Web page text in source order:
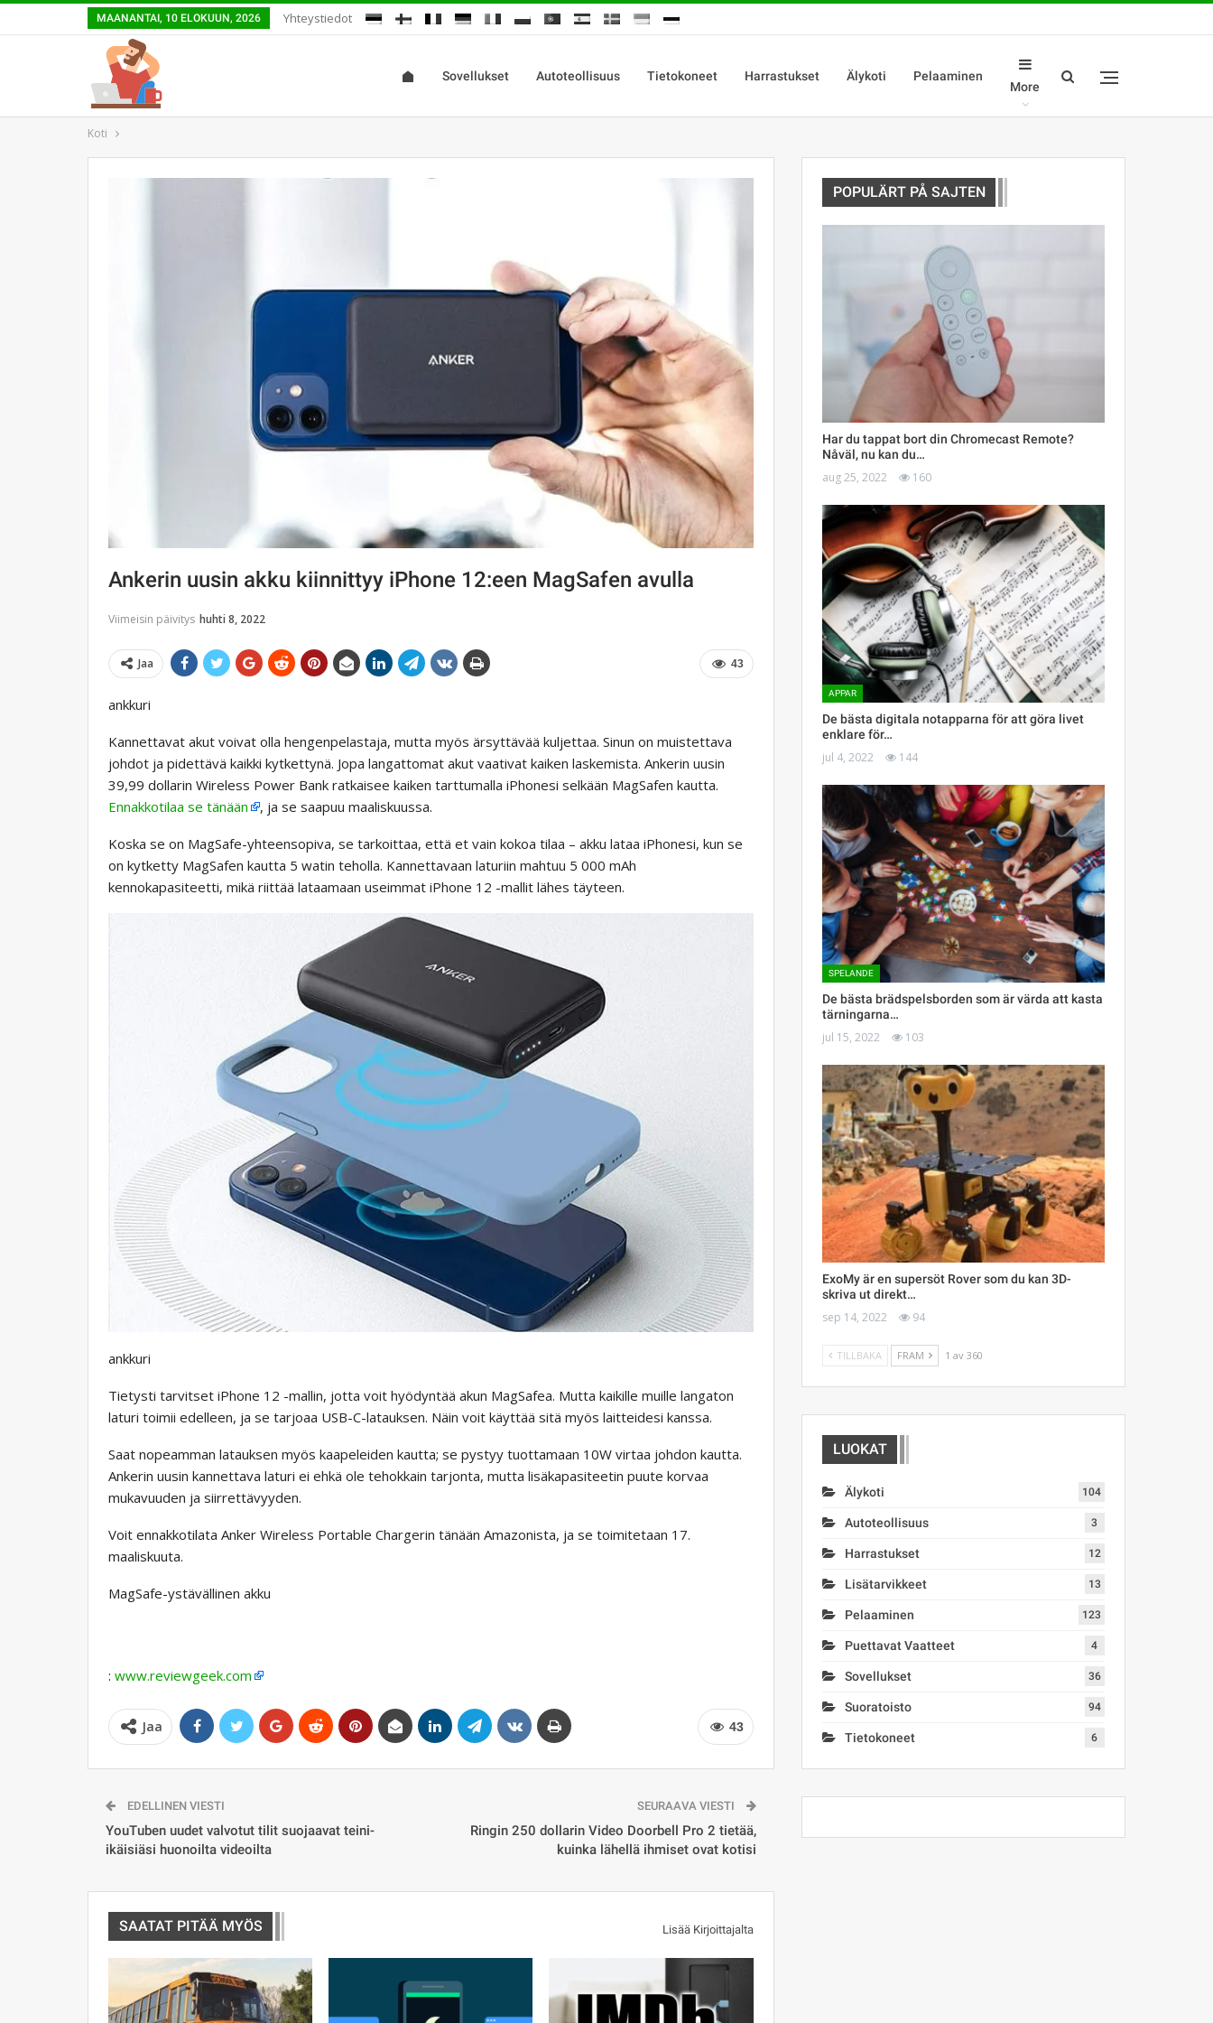
MAANANTAI, 10 ELOKUUN, 2026 Yhteystiedot
Sovellukset Autoteollisuus Tietokoneet Harrastukset Älykoti Pelaaminen
More
Koti
Ankerin uusin akku kiinnittyy iPhone 12:een MagSafen avulla
Viimeisin päivitys huhti 8, 2022
43
Jaa
ankkuri
Kannettavat akut voivat olla hengenpelastaja, mutta myös ärsyttävää kuljettaa. Sinun on muistettava
johdot ja pidettävä kaikki kytkettynä. Jopa langattomat akut vaativat kaiken laskemista. Ankerin uusin
39,99 dollarin Wireless Power Bank ratkaisee kaiken tarttumalla iPhonesi selkään MagSafen kautta.
Ennakkotilaa se tänään
, ja se saapuu maaliskuussa.
Koska se on MagSafe-yhteensopiva, se tarkoittaa, että et vain kokoa tilaa – akku lataa iPhonesi, kun se
on kytketty MagSafen kautta 5 watin teholla. Kannettavaan laturiin mahtuu 5 000 mAh
kennokapasiteetti, mikä riittää lataamaan useimmat iPhone 12 -mallit lähes täyteen.
ankkuri
Tietysti tarvitset iPhone 12 -mallin, jotta voit hyödyntää akun MagSafea. Mutta kaikille muille langaton
laturi toimii edelleen, ja se tarjoaa USB-C-latauksen. Näin voit käyttää sitä myös laitteidesi kanssa.
Saat nopeamman latauksen myös kaapeleiden kautta; se pystyy tuottamaan 10W virtaa johdon kautta.
Ankerin uusin kannettava laturi ei ehkä ole tehokkain tarjonta, mutta lisäkapasiteetin puute korvaa
mukavuuden ja siirrettävyyden.
Voit ennakkotilata Anker Wireless Portable Chargerin tänään Amazonista, ja se toimitetaan 17.
maaliskuuta.
MagSafe-ystävällinen akku
: www.reviewgeek.com
43
Jaa
EDELLINEN VIESTI
YouTuben uudet valvotut tilit suojaavat teini-
ikäisiäsi huonoilta videoilta
SEURAAVA VIESTI
Ringin 250 dollarin Video Doorbell Pro 2 tietää,
kuinka lähellä ihmiset ovat kotisi
SAATAT PITÄÄ MYÖS Lisää Kirjoittajalta
POPULÄRT PÅ SAJTEN
Har du tappat bort din Chromecast Remote?
Nåväl, nu kan du…
aug 25, 2022 160
APPAR
De bästa digitala notapparna för att göra livet
enklare för…
jul 4, 2022 144
SPELANDE
De bästa brädspelsborden som är värda att kasta
tärningarna…
jul 15, 2022 103
ExoMy är en supersöt Rover som du kan 3D-
skriva ut direkt…
sep 14, 2022 94
TILLBAKA FRAM 1 av 360
LUOKAT
Älykoti 104
Autoteollisuus 3
Harrastukset 12
Lisätarvikkeet 13
Pelaaminen 123
Puettavat Vaatteet 4
Sovellukset 36
Suoratoisto 94
Tietokoneet 6